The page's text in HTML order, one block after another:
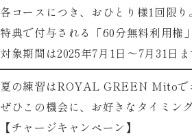
各コースにつき、おひとり様1回限り。
特典で付与される「60分無料利用権
対象期間は2025年7月1日〜7月31日
夏の練習はROYAL GREEN Mitoで
ぜひこの機会に、お好きなタイミン
【チャージキャンペーン】